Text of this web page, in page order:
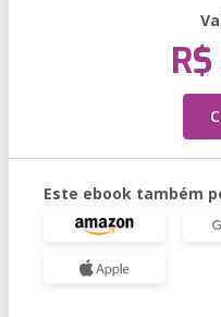
Este ebook também